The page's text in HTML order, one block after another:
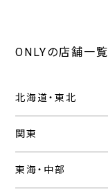
ONLYの店舗一覧
北海道・東北
関東
東海・中部